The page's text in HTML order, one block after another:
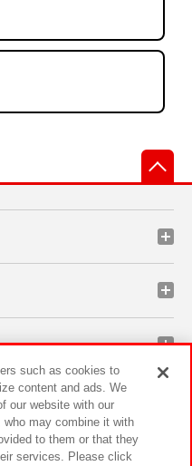
such as cookies to
content and ads. We
our website with our
may combine it with
to them or that they
services. Please click